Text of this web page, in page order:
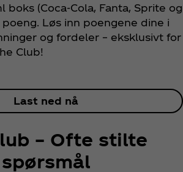
(Coca‑Cola, Fanta, Sprite og
Løs inn poengene dine i
og fordeler – eksklusivt for
Club!
Last ned nå
– Ofte stilte
spørsmål